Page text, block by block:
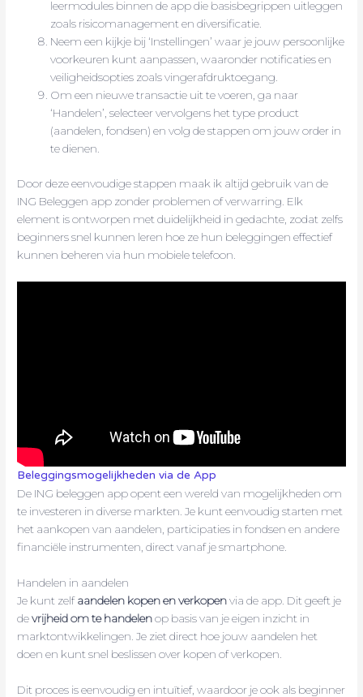
leermodules binnen de app die basisbegrippen uitleggen
zoals risicomanagement en diversificatie.
Neem een kijkje bij ‘Instellingen’ waar je jouw persoonlijke
voorkeuren kunt aanpassen, waaronder notificaties en
veiligheidsopties zoals vingerafdruktoegang.
Om een nieuwe transactie uit te voeren, ga naar
‘Handelen’, selecteer vervolgens het type product
(aandelen, fondsen) en volg de stappen om jouw order in
te dienen.
Door deze eenvoudige stappen maak ik altijd gebruik van de
ING Beleggen app zonder problemen of verwarring. Elk
element is ontworpen met duidelijkheid in gedachte, zodat zelfs
beginners snel kunnen leren hoe ze hun beleggingen effectief
kunnen beheren via hun mobiele telefoon.
Beleggingsmogelijkheden via de App
De ING beleggen app opent een wereld van mogelijkheden om
te investeren in diverse markten. Je kunt eenvoudig starten met
het aankopen van aandelen, participaties in fondsen en andere
financiële instrumenten, direct vanaf je smartphone.
Handelen in aandelen
Je kunt zelfaandelen kopen en verkopenvia de app. Dit geeft je
devrijheid om te handelenop basis van je eigen inzicht in
marktontwikkelingen. Je ziet direct hoe jouw aandelen het
doen en kunt snel beslissen over kopen of verkopen.
Dit proces is eenvoudig en intuïtief, waardoor je ook als beginner